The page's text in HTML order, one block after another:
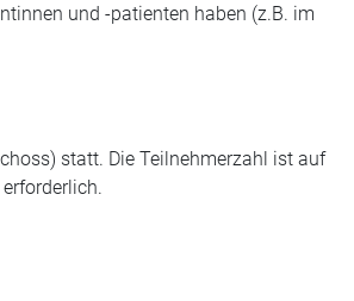
und -patienten haben (z.B. im
statt. Die Teilnehmerzahl ist auf